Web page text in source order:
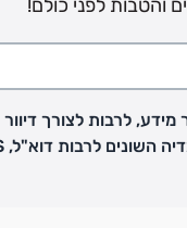
והטבות לפני כולם!
לרבות לצורך